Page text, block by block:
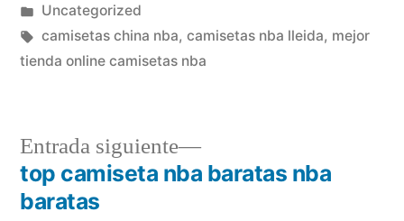
por
Publicado
en
Uncategorized
Etiquetas:
camisetas china nba, camisetas nba lleida, mejor
tienda online camisetas nba
Navegación
Entrada siguiente
Entrada
siguiente:
top camiseta nba baratas nba
baratas